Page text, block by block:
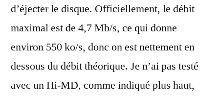
d’éjecter le disque. Officiellement, le débit
maximal est de 4,7 Mb/s, ce qui donne
environ 550 ko/s, donc on est nettement en
dessous du débit théorique. Je n’ai pas testé
avec un Hi-MD, comme indiqué plus haut,